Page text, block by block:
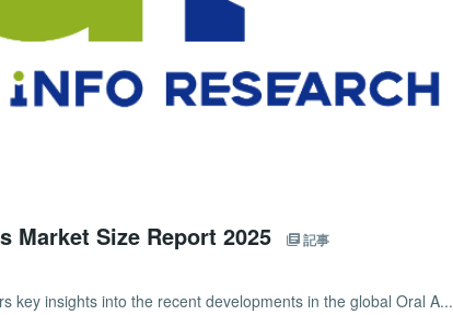
Market Size Report 2025 記事
key insights into the recent developments in the global Oral A...